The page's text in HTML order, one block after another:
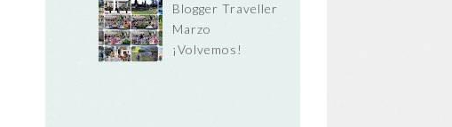
Blogger Traveller
Marzo
¡Volvemos!